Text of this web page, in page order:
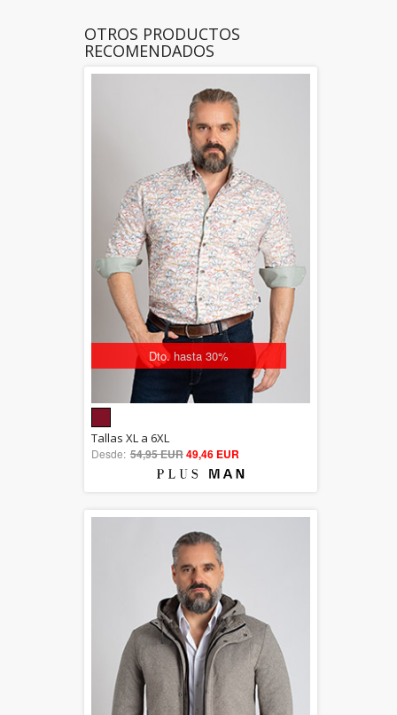
OTROS PRODUCTOS
RECOMENDADOS
Dto. hasta 30%
5.00
out of 5
Tallas XL a 6XL
Desde: 54,95 EUR49,46 EUR